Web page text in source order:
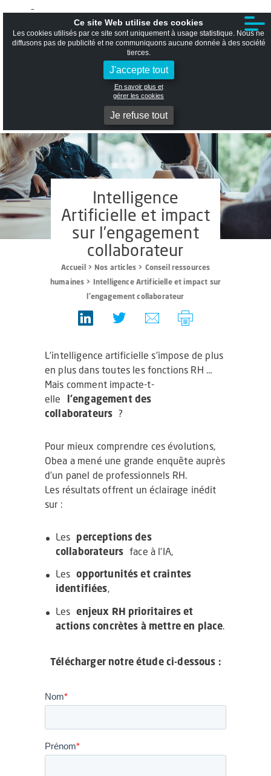
Ouvrir la recherche
Intelligence
Artificielle et impact
sur l’engagement
collaborateur
Accueil > Nos articles > Conseil ressources
humaines >
Intelligence Artificielle et impact sur
l'engagement collaborateur
L’intelligence artificielle s’impose de plus
en plus dans toutes les fonctions RH …
Mais comment impacte-t-
elle
l’engagement des
collaborateurs ?
Pour mieux comprendre ces évolutions,
Obea a mené une grande enquête auprès
d’un panel de professionnels RH.
Les résultats offrent un éclairage inédit
sur :
Les perceptions des
collaborateurs face à l’IA,
Lesopportunités et craintes
identifiées,
Lesenjeux RH prioritaires et
actions concrètes à mettre en place.
Télécharger notre étude ci-dessous :
Ce site Web utilise des cookies
Les cookies utilisés par ce site sont uniquement à usage statistique. Nous ne
diffusons pas de publicité et ne communiquons aucune donnée à des société
tierces.
J'accepte tout
En savoir plus et
gérer les cookies
Je refuse tout